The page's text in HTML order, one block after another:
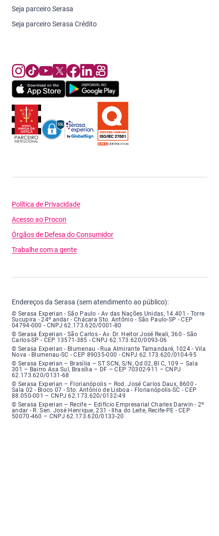
Seja parceiro Serasa
Seja parceiro Serasa Crédito
Política de Privacidade
Acesso ao Procon
Órgãos de Defesa do Consumidor
Trabalhe com a gente
Endereços da Serasa (sem atendimento ao público):
Serasa Experian - São Paulo - Endereço: Avenida das Nações Unidas,
© Serasa Experian - São Paulo - Av das Nações Unidas, 14.401 - Torre
Sucupira - 24º andar - Chácara Sto. Antônio - São Paulo-SP - CEP
04794-000 - CNPJ 62.173.620/0001-80
Serasa Experian - São Carlos - Endereço: Avenida Doutor Heitor José
© Serasa Experian - São Carlos - Av. Dr. Heitor José Reali, 360 - São
Carlos-SP - CEP 13571-385 - CNPJ 62.173.620/0093-06
Serasa Experian - Blumenau - Endereço: Rua Almirante Tamandaré,
© Serasa Experian - Blumenau - Rua Almirante Tamandaré, 1024 - Vila
Nova - Blumenau-SC - CEP 89035-000 - CNPJ 62.173.620/0104-95
Serasa Experian - Brasília, Endereço: Setor Comercial Norte, sem
© Serasa Experian – Brasília – ST SCN, S/N, Qd 02, Bl C, 109 – Sala
301 – Bairro Asa Sul, Brasília – DF – CEP 70302-911 – CNPJ
62.173.620/0131-68
Serasa Experian - Florianópolis, Endereço: Rodovia José Carlos, número
© Serasa Experian – Florianópolis – Rod. José Carlos Daux, 8600 -
Sala 02 - Bloco 07 - Sto. Antônio de Lisboa - Florianópolis-SC - CEP
88.050-001 – CNPJ 62.173.620/0132-49
Serasa Experian - Recife, Endereço: Edifício Empresarial Charles Darwin,
© Serasa Experian – Recife – Edifício Empresarial Charles Darwin - 2º
andar - R. Sen. José Henrique, 231 - Ilha do Leite, Recife-PE - CEP
50070-460 – CNPJ 62.173.620/0133-20